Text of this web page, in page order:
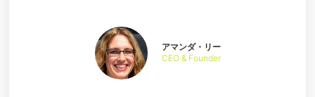
アマンダ・リー
CEO & Founder